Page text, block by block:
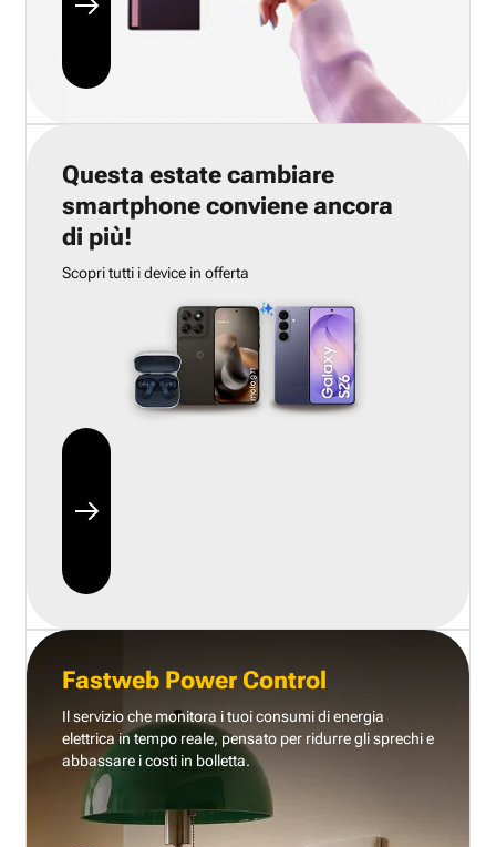
Questa estate cambiare
smartphone conviene ancora
di più!
Scopri tutti i device in offerta
Fastweb Power Control
Il servizio che monitora i tuoi consumi di energia
elettrica in tempo reale, pensato per ridurre gli sprechi e
abbassare i costi in bolletta.